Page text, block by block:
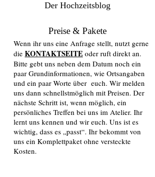
Der Hochzeitsblog
Preise & Pakete
Wenn ihr uns eine Anfrage stellt, nutzt gerne
die KONTAKTSEITE oder ruft direkt an.
Bitte gebt uns neben dem Datum noch ein
paar Grundinformationen, wie Ortsangaben
und ein paar Worte über euch. Wir melden
uns dann schnellstmöglich mit Preisen. Der
nächste Schritt ist, wenn möglich, ein
persönliches Treffen bei uns im Atelier. Ihr
lernt uns kennen und wir euch. Uns ist es
wichtig, dass es „passt“. Ihr bekommt von
uns ein Komplettpaket ohne versteckte
Kosten.